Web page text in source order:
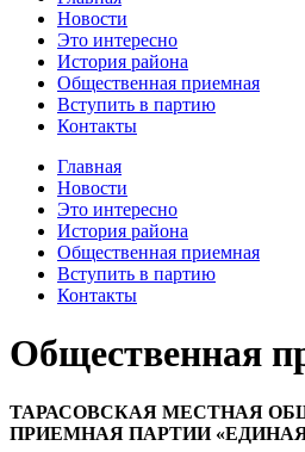
Новости
Это интересно
История района
Общественная приемная
Вступить в партию
Контакты
Главная
Новости
Это интересно
История района
Общественная приемная
Вступить в партию
Контакты
Общественная
ТАРАСОВСКАЯ МЕСТНАЯ
ПРИЕМНАЯ ПАРТИИ